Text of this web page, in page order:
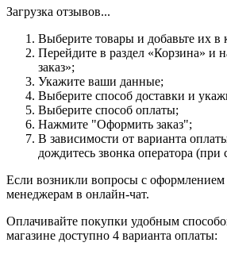
Загрузка отзывов...
Выберите товары и добавьте их в
Перейдите в раздел «Корзина» и
заказ»;
Укажите ваши данные;
Выберите способ доставки и
Выберите способ оплаты;
Нажмите "Оформить заказ";
В зависимости от варианта
дождитесь звонка оператора (при
Если возникли вопросы с оформлением
менеджерам в онлайн-чат.
Оплачивайте покупки удобным
магазине доступно 4 варианта оплаты: